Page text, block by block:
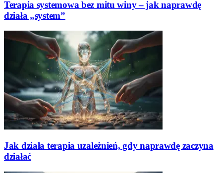
Terapia systemowa bez mitu winy – jak naprawdę
działa „system”
Jak działa terapia uzależnień, gdy naprawdę zaczyna
działać